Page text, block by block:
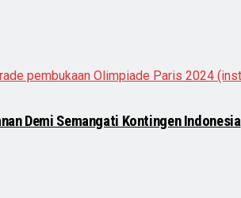
Demi Semangati Kontingen Indonesia